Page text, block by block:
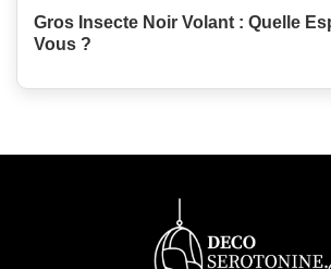
Gros Insecte Noir Volant : Quelle
Vous ?